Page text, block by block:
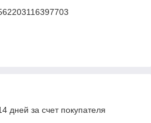
дней за счет покупателя